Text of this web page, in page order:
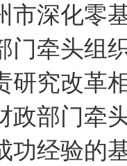
深化零基
门牵头组
研究改革
政部门牵
功经验的